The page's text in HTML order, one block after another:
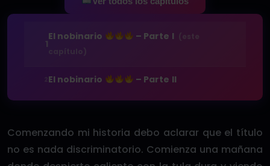
1
El nobinario – Parte I (este
El nobinario – Parte II
Comenzando mi historia debo aclarar que el título
no es nada discriminatorio. Comienza una mañana